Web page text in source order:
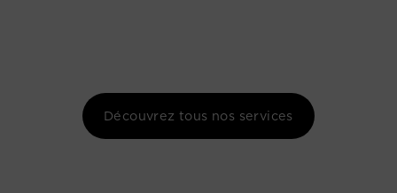
Découvrez tous nos services